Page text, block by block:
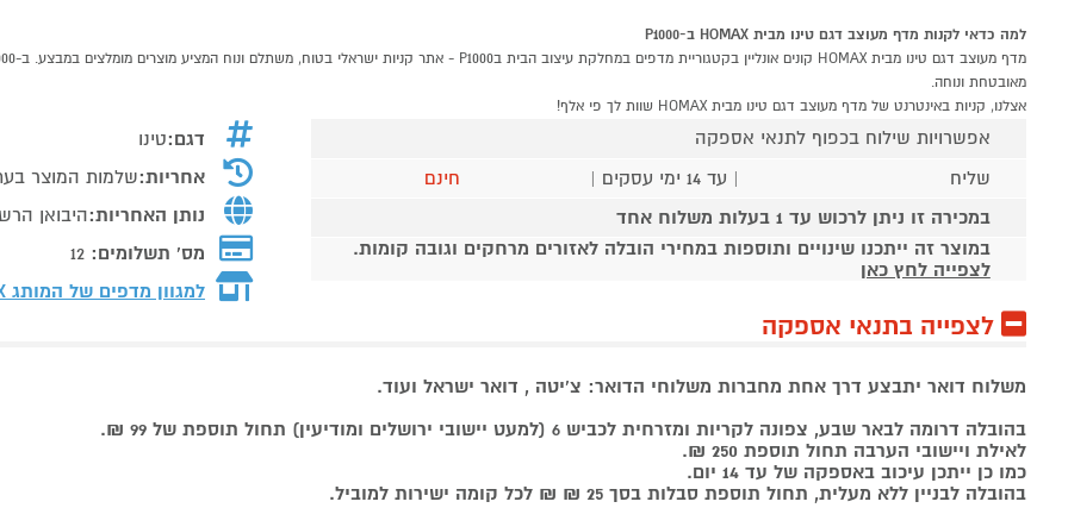
למה כדאי לקנות מדף מעוצב דגם טינו מבית HOMAX ב-P1000
מאובטחת ונוחה.
אצלנו, קניות באינטרנט של מדף מעוצב דגם טינו מבית HOMAX שוות לך פי אלף!
אפשרויות שילוח בכפוף לתנאי אספקה
שליח
| עד 14 ימי עסקים |
חינם
במכירה זו ניתן לרכוש עד 1 בעלות משלוח אחד
במוצר זה ייתכנו שינויים ותוספות במחירי הובלה לאזורים מרחקים וגובה קומות.
לצפייה לחץ כאן
דגם:טינו
אחריות:שלמות המוצר
נותן האחריות:היבואן
מס' תשלומים: 12
למגוון מדפים של המותג
לצפייה בתנאי אספקה
משלוח דואר יתבצע דרך אחת מחברות משלוחי הדואר: צ'יטה , דואר ישראל ועוד.
בהובלה דרומה לבאר שבע, צפונה לקריות ומזרחית לכביש 6 (למעט יישובי ירושלים ומודיעין) תחול תוספת של 99 ₪.
לאילת ויישובי הערבה תחול תוספת 250 ₪.
כמו כן ייתכן עיכוב באספקה של עד 14 יום.
בהובלה לבניין ללא מעלית, תחול תוספת סבלות בסך 25 ₪ ₪ לכל קומה ישירות למוביל.